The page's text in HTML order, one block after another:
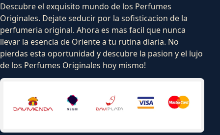
Descubre el exquisito mundo de los Perfumes
Originales. Dejate seducir por la sofisticacion de la
perfumeria original. Ahora es mas facil que nunca
llevar la esencia de Oriente a tu rutina diaria. No
pierdas esta oportunidad y descubre la pasion y el lujo
de los Perfumes Originales hoy mismo!